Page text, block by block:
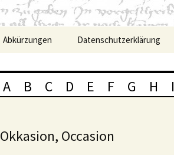
Abkürzungen Datenschutzerklärung
A B C D E F G H I
Okkasion, Occasion